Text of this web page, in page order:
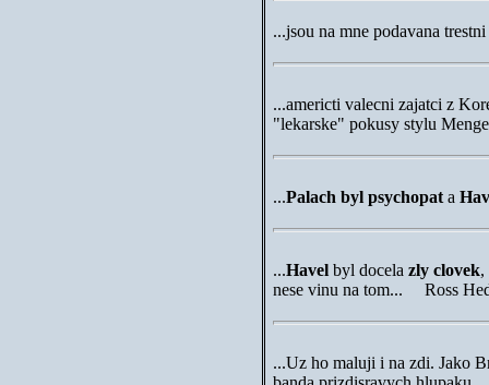
...jsou na mne podavana
...americti valecni zajatci z
"lekarske" pokusy stylu
...Palach byl psychopata
...Havelbyl docela zly clovek,
nese vinu na tom... Ross
...Uz ho maluji i na zdi. Jako